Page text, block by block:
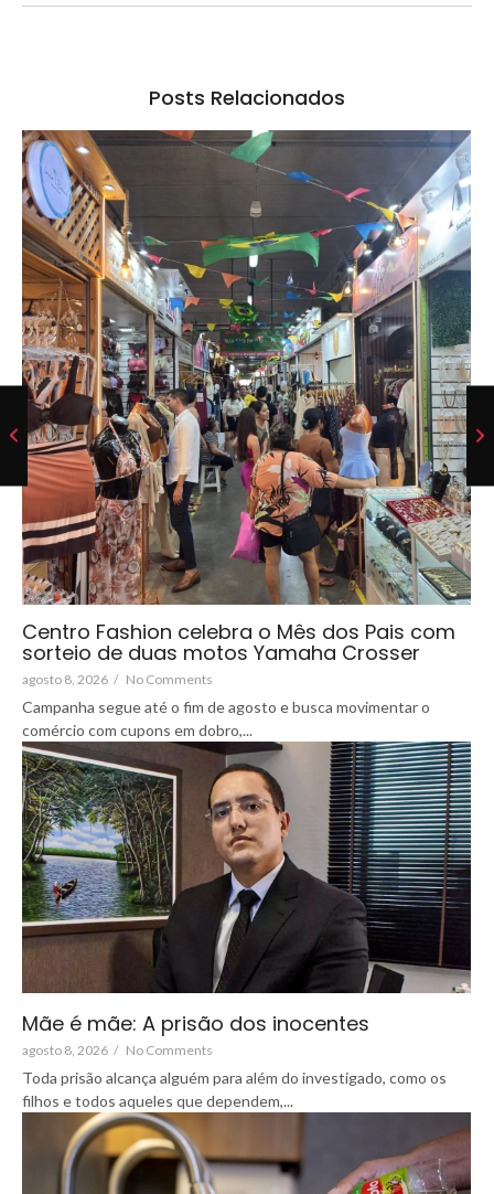
Posts Relacionados
Centro Fashion celebra o Mês dos Pais com
sorteio de duas motos Yamaha Crosser
agosto 8, 2026 / No Comments
Campanha segue até o fim de agosto e busca movimentar o
comércio com cupons em dobro,...
Mãe é mãe: A prisão dos inocentes
agosto 8, 2026 / No Comments
Toda prisão alcança alguém para além do investigado, como os
filhos e todos aqueles que dependem,...